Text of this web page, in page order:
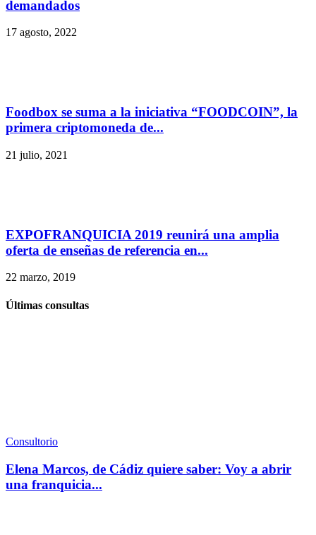
demandados
17 agosto, 2022
Foodbox se suma a la iniciativa “FOODCOIN”, la
primera criptomoneda de...
21 julio, 2021
EXPOFRANQUICIA 2019 reunirá una amplia
oferta de enseñas de referencia en...
22 marzo, 2019
Últimas consultas
Consultorio
Elena Marcos, de Cádiz quiere saber: Voy a abrir
una franquicia...